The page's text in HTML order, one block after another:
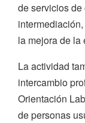
de servicios
la mejora de la
La actividad
intercambio
Orientación
de personas